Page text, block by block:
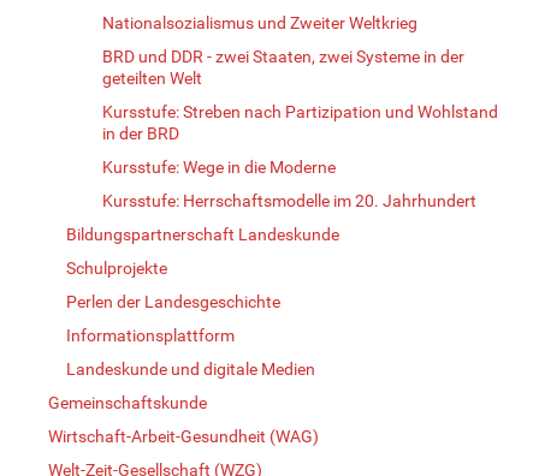
Nationalsozialismus und Zweiter Weltkrieg
BRD und DDR - zwei Staaten, zwei Systeme in der
geteilten Welt
Kursstufe: Streben nach Partizipation und Wohlstand
in der BRD
Kursstufe: Wege in die Moderne
Kursstufe: Herrschaftsmodelle im 20. Jahrhundert
Bildungspartnerschaft Landeskunde
Schulprojekte
Perlen der Landesgeschichte
Informationsplattform
Landeskunde und digitale Medien
Gemeinschaftskunde
Wirtschaft-Arbeit-Gesundheit (WAG)
Welt-Zeit-Gesellschaft (WZG)